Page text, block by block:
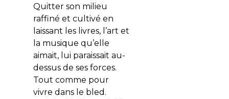
Quitter son milieu
raffiné et cultivé en
laissant les livres, l’art et
la musique qu’elle
aimait, lui paraissait au-
dessus de ses forces.
Tout comme pour
vivre dans le bled.